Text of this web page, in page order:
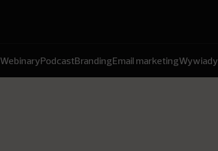
WebinaryPodcastBrandingEmail marketingWywiady